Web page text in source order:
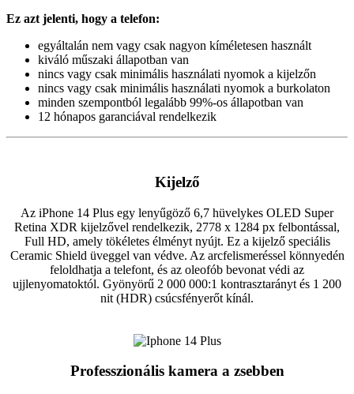
Ez azt jelenti, hogy a telefon:
egyáltalán nem vagy csak nagyon kíméletesen használt
kiváló műszaki állapotban van
nincs vagy csak minimális használati nyomok a kijelzőn
nincs vagy csak minimális használati nyomok a burkolaton
minden szempontból legalább 99%-os állapotban van
12 hónapos garanciával rendelkezik
Kijelző
Az iPhone 14 Plus egy lenyűgöző 6,7 hüvelykes OLED Super
Retina XDR kijelzővel rendelkezik, 2778 x 1284 px felbontással,
Full HD, amely tökéletes élményt nyújt. Ez a kijelző speciális
Ceramic Shield üveggel van védve. Az arcfelismeréssel könnyedén
feloldhatja a telefont, és az oleofób bevonat védi az
ujjlenyomatoktól. Gyönyörű 2 000 000:1 kontrasztarányt és 1 200
nit (HDR) csúcsfényerőt kínál.
Professzionális kamera a zsebben